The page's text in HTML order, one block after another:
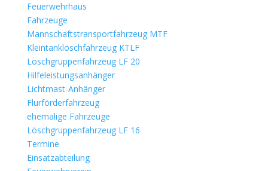
Feuerwehrhaus
Fahrzeuge
Mannschaftstransportfahrzeug MTF
Kleintanklöschfahrzeug KTLF
Löschgruppenfahrzeug LF 20
Hilfeleistungsanhänger
Lichtmast-Anhänger
Flurförderfahrzeug
ehemalige Fahrzeuge
Löschgruppenfahrzeug LF 16
Termine
Einsatzabteilung